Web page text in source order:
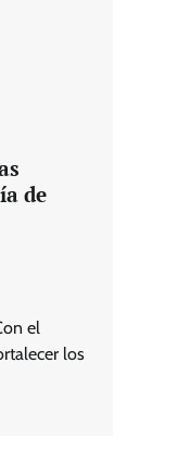
de
el
los